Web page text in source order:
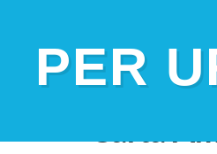
PER
Home » Carta